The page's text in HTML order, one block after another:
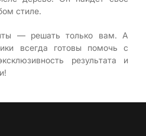
стиле.
— решать только вам. А
всегда готовы помочь с
результата и